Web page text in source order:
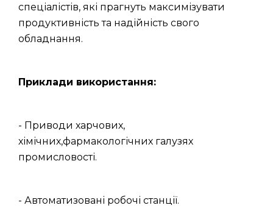
спеціалістів, які прагнуть максимізувати
продуктивність та надійність свого
обладнання.
Приклади використання:
- Приводи харчових,
хімічних,фармакологічних галузях
промисловості.
- Автоматизовані робочі станції.